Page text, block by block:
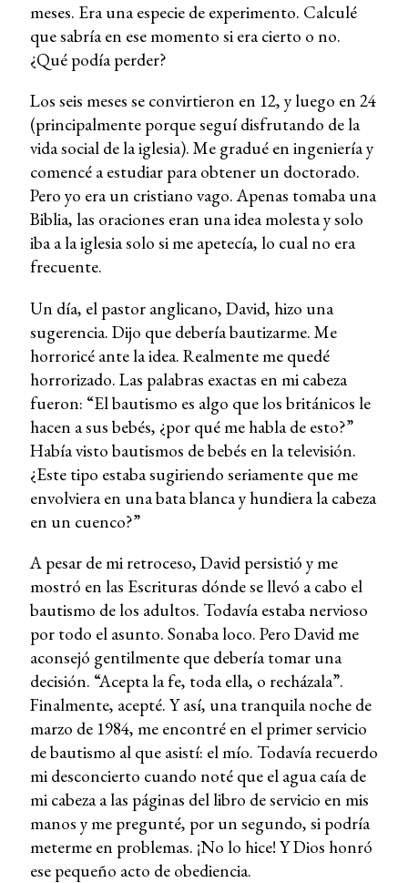
meses. Era una especie de experimento. Calculé
que sabría en ese momento si era cierto o no.
¿Qué podía perder?
Los seis meses se convirtieron en 12, y luego en 24
(principalmente porque seguí disfrutando de la
vida social de la iglesia). Me gradué en ingeniería y
comencé a estudiar para obtener un doctorado.
Pero yo era un cristiano vago. Apenas tomaba una
Biblia, las oraciones eran una idea molesta y solo
iba a la iglesia solo si me apetecía, lo cual no era
frecuente.
Un día, el pastor anglicano, David, hizo una
sugerencia. Dijo que debería bautizarme. Me
horroricé ante la idea. Realmente me quedé
horrorizado. Las palabras exactas en mi cabeza
fueron: “El bautismo es algo que los británicos le
hacen a sus bebés, ¿por qué me habla de esto?”
Había visto bautismos de bebés en la televisión.
¿Este tipo estaba sugiriendo seriamente que me
envolviera en una bata blanca y hundiera la cabeza
en un cuenco?”
A pesar de mi retroceso, David persistió y me
mostró en las Escrituras dónde se llevó a cabo el
bautismo de los adultos. Todavía estaba nervioso
por todo el asunto. Sonaba loco. Pero David me
aconsejó gentilmente que debería tomar una
decisión. “Acepta la fe, toda ella, o recházala”.
Finalmente, acepté. Y así, una tranquila noche de
marzo de 1984, me encontré en el primer servicio
de bautismo al que asistí: el mío. Todavía recuerdo
mi desconcierto cuando noté que el agua caía de
mi cabeza a las páginas del libro de servicio en mis
manos y me pregunté, por un segundo, si podría
meterme en problemas. ¡No lo hice! Y Dios honró
ese pequeño acto de obediencia.